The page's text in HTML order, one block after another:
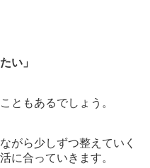
い」
ともあるでしょう。
がら少しずつ整えていく
に合っていきます。